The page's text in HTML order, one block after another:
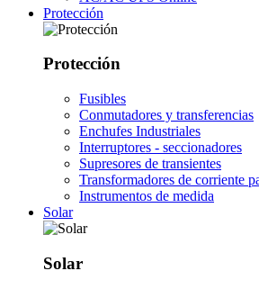
Protección
Protección
Fusibles
Conmutadores y transferencias
Enchufes Industriales
Interruptores - seccionadores
Supresores de transientes
Transformadores de corriente
Instrumentos de medida
Solar
Solar